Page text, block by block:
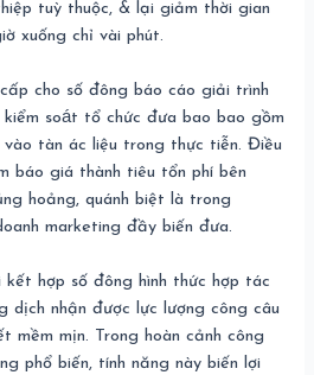
tuỳ thuộc, & lại giảm thời gian
xuống chỉ vài phút.
cho số đông báo cáo giải trình
soát tổ chức đưa bao bao gồm
tàn ác liệu trong thực tiễn. Điều
báo giá thành tiêu tổn phí bên
hoảng, quánh biệt là trong
marketing đầy biến đưa.
kết hợp số đông hình thức hợp tác
dịch nhận được lực lượng công câu
mềm mịn. Trong hoàn cảnh công
phổ biến, tính năng này biến lợi